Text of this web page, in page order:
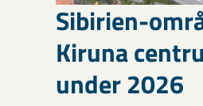
Sibirien-
Kiruna
under 2026